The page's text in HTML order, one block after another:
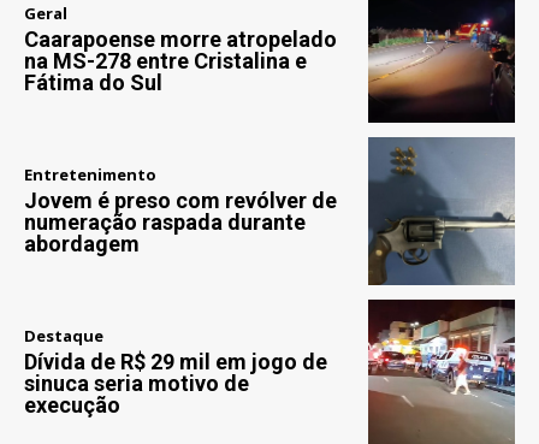
Geral
Caarapoense morre atropelado
na MS-278 entre Cristalina e
Fátima do Sul
Entretenimento
Jovem é preso com revólver de
numeração raspada durante
abordagem
Destaque
Dívida de R$ 29 mil em jogo de
sinuca seria motivo de
execução